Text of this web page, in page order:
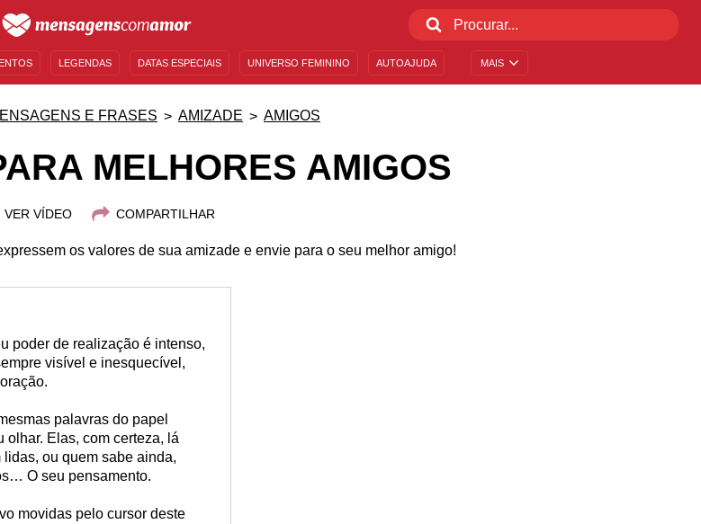
MAIS
LEGENDAS DATAS ESPECIAIS UNIVERSO FEMININO AUTOAJUDA
E FRASES AMIZADE AMIGOS
MELHORES AMIGOS
VER VÍDEO COMPARTILHAR
os valores de sua amizade e envie para o seu melhor amigo!
poder de realização é intenso,
visível e inesquecível,
palavras do papel
olhar. Elas, com certeza, lá
ou quem sabe ainda,
O seu pensamento.
movidas pelo cursor deste